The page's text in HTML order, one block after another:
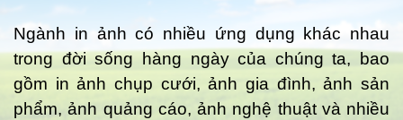
Ngành in ảnh có nhiều ứng dụng khác nhau
trong đời sống hàng ngày của chúng ta, bao
gồm in ảnh chụp cưới, ảnh gia đình, ảnh sản
phẩm, ảnh quảng cáo, ảnh nghệ thuật và nhiều